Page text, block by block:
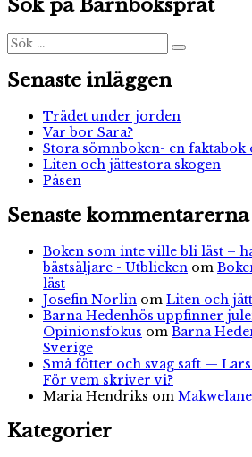
Sök på Barnboksprat
Sök
efter:
Sök
Senaste inläggen
Trädet under jorden
Var bor Sara?
Stora sömnboken- en
Liten och jättestora skogen
Påsen
Senaste kommentarerna
Boken som inte ville bli läst –
bästsäljare - Utblicken om
läst
Josefin Norlin om Liten och
Barna Hedenhös uppfinner
Opinionsfokus om Barna
Sverige
Små fötter och svag saft —
För vem skriver vi?
Maria Hendriks om
Kategorier